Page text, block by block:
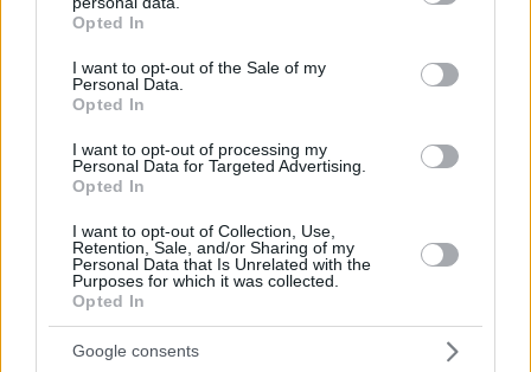
grant or deny consent to Google and its third-party tags to
use your data for below specified purposes in below Google
consent section.
Opted In
I want to opt-out of the Sale of my
Personal Data.
Opted In
I want to opt-out of processing my
Personal Data for Targeted Advertising.
Opted In
I want to opt-out of Collection, Use,
Retention, Sale, and/or Sharing of my
Personal Data that Is Unrelated with the
Purposes for which it was collected.
Opted In
Google consents
Δημοτική Κοινότητα Αργυρούπολης